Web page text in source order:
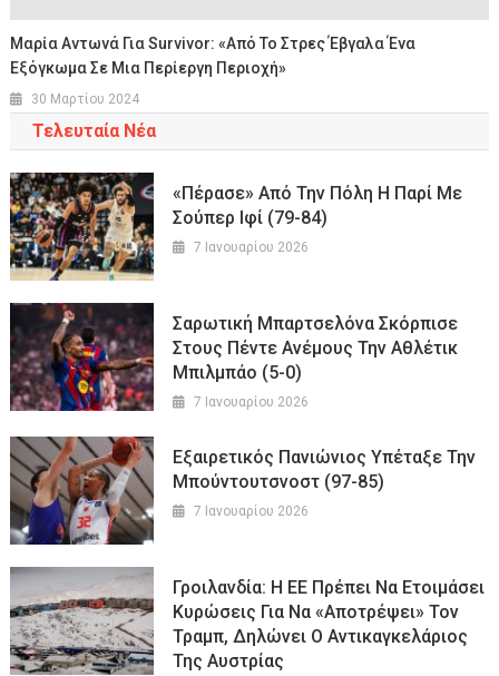
Μαρία Αντωνά Για Survivor: «Από Το Στρες Έβγαλα Ένα
Εξόγκωμα Σε Μια Περίεργη Περιοχή»
30 Μαρτίου 2024
Τελευταία Νέα
«Πέρασε» Από Την Πόλη Η Παρί Με
Σούπερ Ιφί (79-84)
7 Ιανουαρίου 2026
Σαρωτική Μπαρτσελόνα Σκόρπισε
Στους Πέντε Ανέμους Την Αθλέτικ
Μπιλμπάο (5-0)
7 Ιανουαρίου 2026
Εξαιρετικός Πανιώνιος Υπέταξε Την
Μπούντουτσνοστ (97-85)
7 Ιανουαρίου 2026
Γροιλανδία: Η ΕΕ Πρέπει Να Ετοιμάσει
Κυρώσεις Για Να «αποτρέψει» Τον
Τραμπ, Δηλώνει Ο Αντικαγκελάριος
Της Αυστρίας